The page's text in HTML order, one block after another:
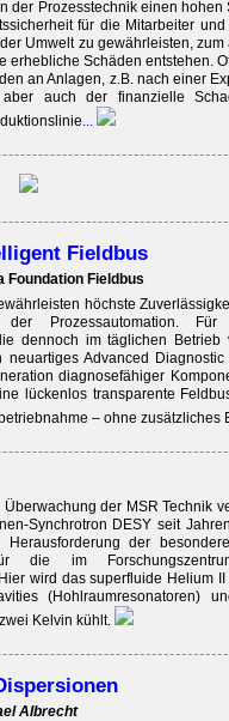
der Prozesstechnik einen ­hohen
für die Mitarbeiter
Umwelt zu gewährleisten,
erhebliche Schäden entstehen.
an Anlagen, z.B. nach einer
aber auch der finanzielle
...
Fieldbus
Foundation Fieldbus
höchste
der Prozessautomation.
dennoch im täglichen Betrieb
neuartiges Advanced
diagnosefähiger
lückenlos transparente
– ohne zusätzliches
der MSR Technik
Synchrotron DESY seit
der
die im
wird das superfluide Helium
(Hohlraumresonatoren)
Kelvin kühlt.
Albrecht